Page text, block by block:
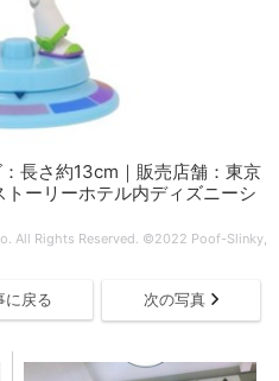
長さ約13cm｜販売店舗：東京
ーリーホテル内ディズニーシ
All Rights Reserved. ©2022 Poof-Slinky,
に戻る 次の写真